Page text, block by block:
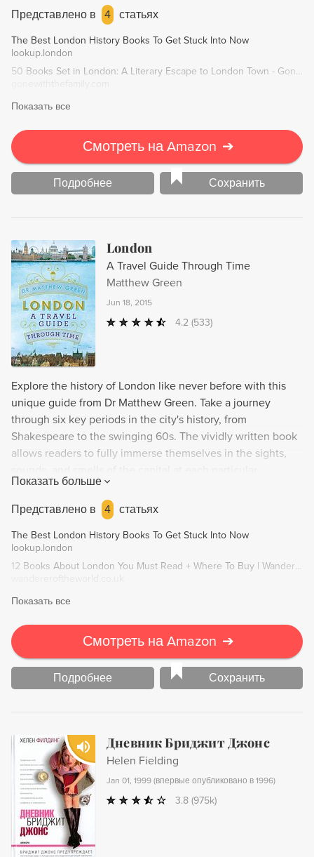
племен до наших дней. Увлекательная история многих
поколений семей, чьи судьбы переплелись в этом
городе: легионеров Юлия Цезаря, вторгшихся на
остров два тысячелетия назад, рыцарей-крестоносцев,
отправлявшихся отвоевывать Святую землю,
участников постройки театра "Глобус", где играли
пьесы Шекспира, свидетелей индустриальной
революции нашего времени. Это роман для всех тех,
кто побывал в Лондоне и полюбил этот город. Эта
книга для всех тех, кому еще предстоит там побывать.
Представлено в
4 статьях
The Best London History Books To Get Stuck Into Now
lookup.london
50 Books Set in London: A Literary Escape to London Town - Gone With The Family
Показать все
Смотреть на Amazon ➔
Подробнее Сохранить
London
A Travel Guide Through Time
Matthew Green
Jun 18, 2015
4.2 (533)
Explore the history of London like never before with this
unique guide from Dr Matthew Green. Take a journey
through six key periods in the city's history, from
Shakespeare to the swinging 60s. The vividly written book
allows readers to fully immerse themselves in the sights,
moment. Perfect for tourists looking for an alternative way
to see the city or Londoners wanting to learn more about
the world around them, this is a must-have guide that will
forever change the way you see the streets of London.
Показать больше
Представлено в
4 статьях
The Best London History Books To Get Stuck Into Now
lookup.london
12 Books About London You Must Read + Where To Buy | Wanderers of the World
Показать все
Смотреть на Amazon ➔
Подробнее Сохранить
Дневник Бриджит Джонс
Helen Fielding
Jan 01, 1999 (впервые опубликовано в 1996)
3.8 (975k)